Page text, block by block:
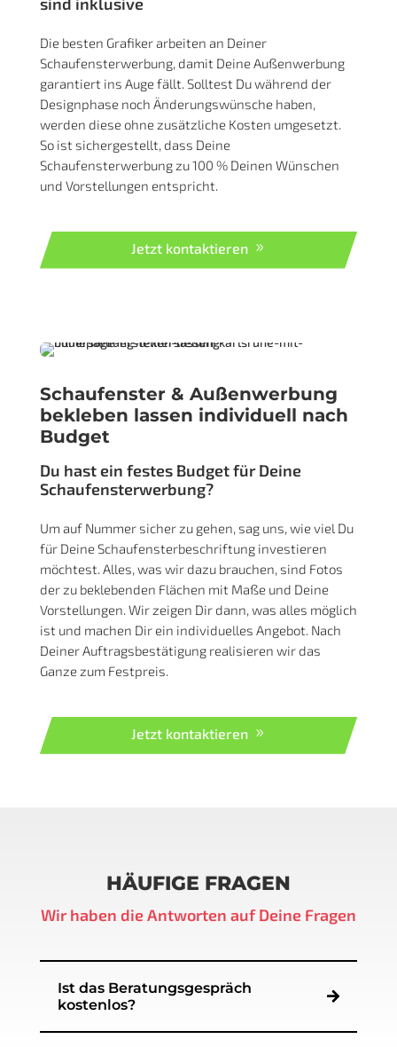
Die besten Grafiker arbeiten an Deiner
Schaufensterwerbung, damit Deine Außenwerbung
garantiert ins Auge fällt. Solltest Du während der
Designphase noch Änderungswünsche haben,
werden diese ohne zusätzliche Kosten umgesetzt.
So ist sichergestellt, dass Deine
Schaufensterwerbung zu 100 % Deinen Wünschen
und Vorstellungen entspricht.
Jetzt kontaktieren
Schaufenster & Außenwerbung
bekleben lassen individuell nach
Budget
Du hast ein festes Budget für Deine
Schaufensterwerbung?
Um auf Nummer sicher zu gehen, sag uns, wie viel Du
für Deine Schaufensterbeschriftung investieren
möchtest. Alles, was wir dazu brauchen, sind Fotos
der zu beklebenden Flächen mit Maße und Deine
Vorstellungen. Wir zeigen Dir dann, was alles möglich
ist und machen Dir ein individuelles Angebot. Nach
Deiner Auftragsbestätigung realisieren wir das
Ganze zum Festpreis.
Jetzt kontaktieren
HÄUFIGE FRAGEN
Wir haben die Antworten auf Deine Fragen
Ist das Beratungsgespräch
kostenlos?